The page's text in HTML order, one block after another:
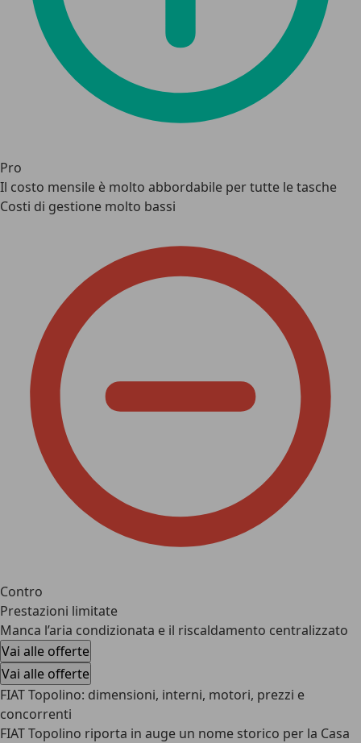
Pro
Il costo mensile è molto abbordabile per tutte le tasche
Costi di gestione molto bassi
Contro
Prestazioni limitate
Manca l’aria condizionata e il riscaldamento centralizzato
Vai alle offerte
Vai alle offerte
FIAT Topolino: dimensioni, interni, motori, prezzi e
concorrenti
FIAT Topolino riporta in auge un nome storico per la Casa